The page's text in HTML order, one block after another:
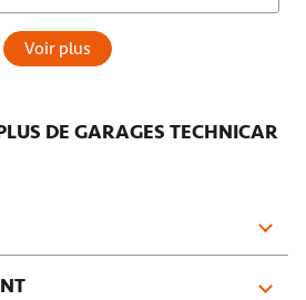
Voir plus
DE GARAGES TECHNICAR